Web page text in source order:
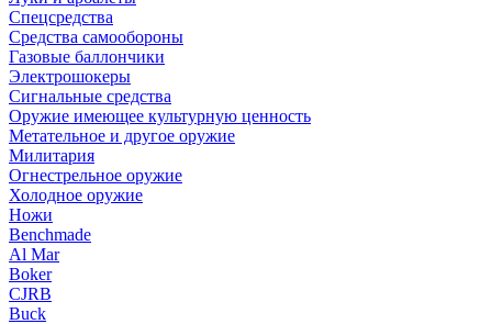
Спецсредства
Средства самообороны
Газовые баллончики
Электрошокеры
Сигнальные средства
Оружие имеющее культурную ценность
Метательное и другое оружие
Милитария
Огнестрельное оружие
Холодное оружие
Ножи
Benchmade
Al Mar
Boker
CJRB
Buck